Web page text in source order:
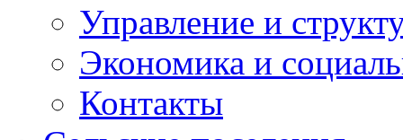
Управление и
Экономика и
Контакты